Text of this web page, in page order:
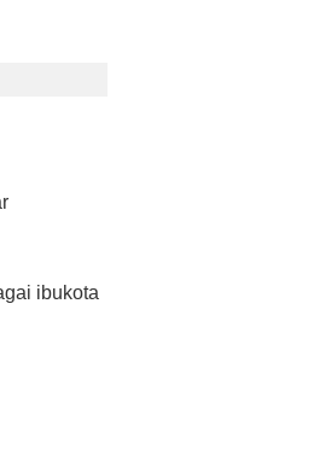
ibukota